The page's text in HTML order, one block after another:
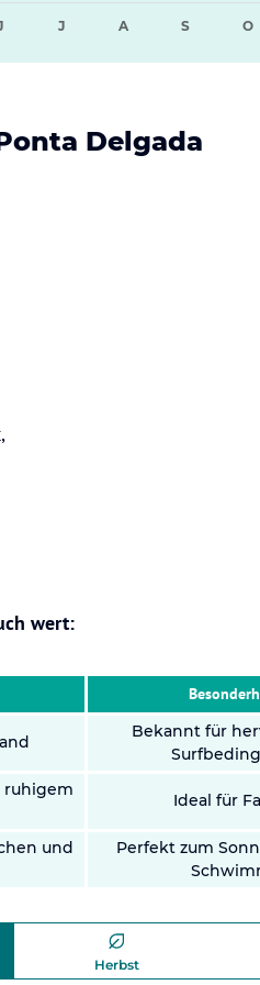
J A S O
Delgada
wert:
Bekannt für
ruhigem
Ideal für
und
Perfekt zum
Herbst